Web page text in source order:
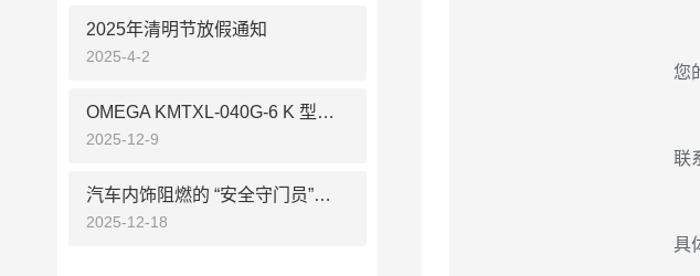
您
联
具
2025年清明节放假通知
2025-4-2
OMEGA KMTXL-040G-6 K 型铠装热电偶五大核心优势
2025-12-9
汽车内饰阻燃的 “安全守门员”：奥德赛创 AUTO-CARS 凭什么成主机厂必选设备？
2025-12-18